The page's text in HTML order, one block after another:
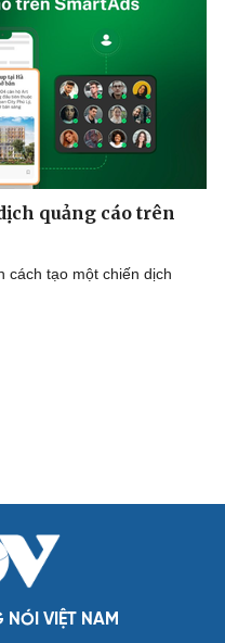
quảng cáo trên
cách tạo một chiến dịch
NÓI VIỆT NAM